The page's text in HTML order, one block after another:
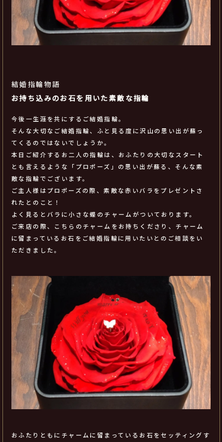
結婚指輪物語
お持ち込みのお石を用いた素敵な指輪
今後一生涯を共にするご結婚指輪。
そんな大切なご結婚指輪、ふと見る度に沢山の思い出が蘇っ
てくるのではないでしょうか。
本日ご紹介するお二人の指輪は、おふたりの大切なスタート
とも言えるような「プロポーズ」の思い出が蘇る、そんな素
敵な指輪でございます。
ご主人様はプロポーズの際、素敵な赤いバラをプレゼントさ
れたとのこと！
よく見るとバラに小さな蝶のチャームがついております。
ご来店の際、こちらのチャームをお持ちくださり、チャーム
に留まっているお石をご結婚指輪に用いたいとのご相談をい
ただきました。
おふたりともにチャームに留まっているお石をセッティングす